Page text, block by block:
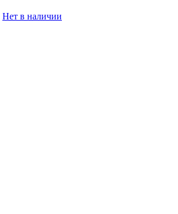
Нет в наличии